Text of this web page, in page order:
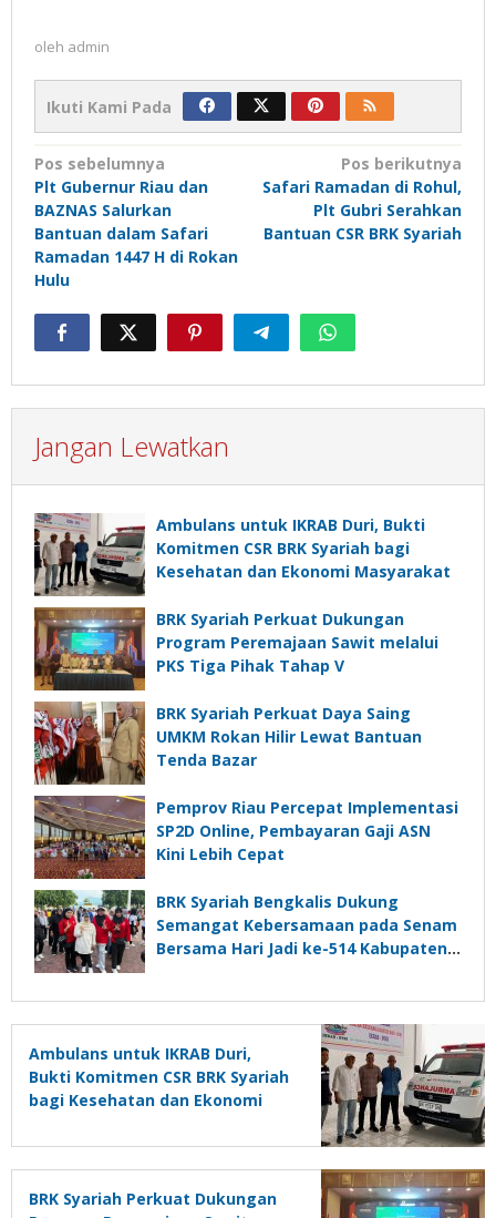
oleh admin
Ikuti Kami Pada
Navigasi
pos
Pos sebelumnya
Plt Gubernur Riau dan
BAZNAS Salurkan
Bantuan dalam Safari
Ramadan 1447 H di Rokan
Hulu
Pos berikutnya
Safari Ramadan di Rohul,
Plt Gubri Serahkan
Bantuan CSR BRK Syariah
Jangan Lewatkan
Ambulans untuk IKRAB Duri, Bukti
Komitmen CSR BRK Syariah bagi
Kesehatan dan Ekonomi Masyarakat
BRK Syariah Perkuat Dukungan
Program Peremajaan Sawit melalui
PKS Tiga Pihak Tahap V
BRK Syariah Perkuat Daya Saing
UMKM Rokan Hilir Lewat Bantuan
Tenda Bazar
Pemprov Riau Percepat Implementasi
SP2D Online, Pembayaran Gaji ASN
Kini Lebih Cepat
BRK Syariah Bengkalis Dukung
Semangat Kebersamaan pada Senam
Bersama Hari Jadi ke-514 Kabupaten
Ambulans untuk IKRAB Duri,
Bukti Komitmen CSR BRK Syariah
bagi Kesehatan dan Ekonomi
BRK Syariah Perkuat Dukungan